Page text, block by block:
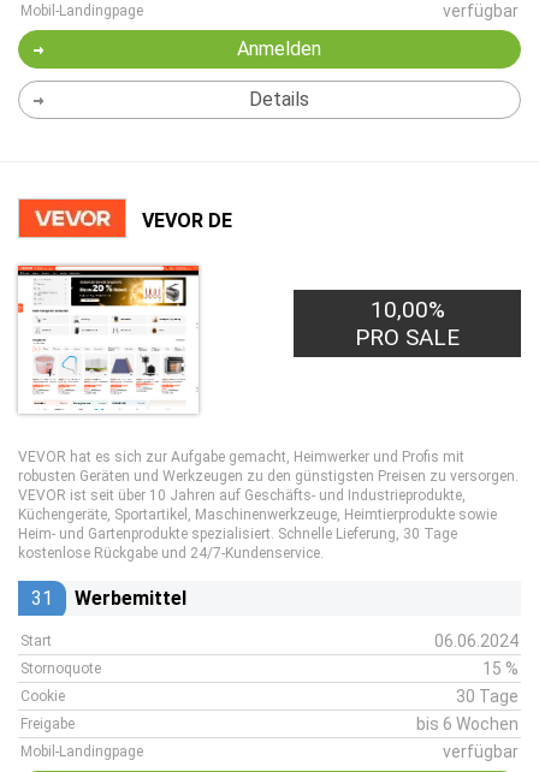
Mobil-Landingpage verfügbar
Anmelden
Details
VEVOR DE
10,00%
PRO SALE
VEVOR hat es sich zur Aufgabe gemacht, Heimwerker und Profis mit
robusten Geräten und Werkzeugen zu den günstigsten Preisen zu versorgen.
VEVOR ist seit über 10 Jahren auf Geschäfts- und Industrieprodukte,
Küchengeräte, Sportartikel, Maschinenwerkzeuge, Heimtierprodukte sowie
Heim- und Gartenprodukte spezialisiert. Schnelle Lieferung, 30 Tage
kostenlose Rückgabe und 24/7-Kundenservice.
31 Werbemittel
Start 06.06.2024
Stornoquote 15 %
Cookie 30 Tage
Freigabe bis 6 Wochen
Mobil-Landingpage verfügbar